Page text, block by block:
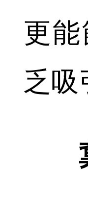
更
乏吸